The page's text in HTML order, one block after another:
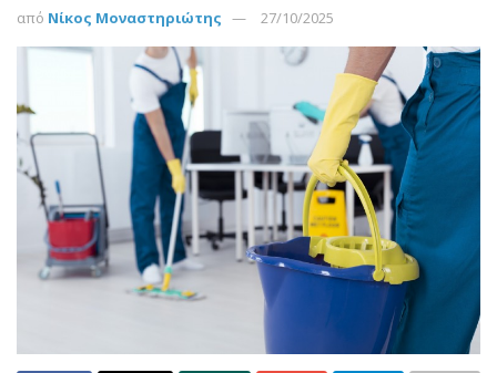
από Νίκος Μοναστηριώτης 27/10/2025